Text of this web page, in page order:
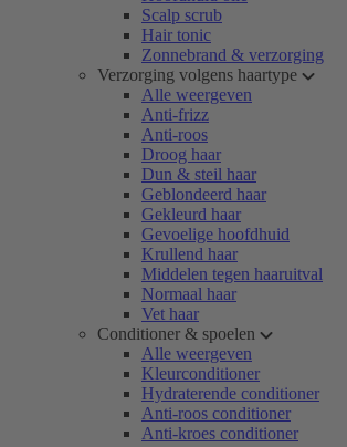
Scalp scrub
Hair tonic
Zonnebrand & verzorging
Verzorging volgens haartype
Alle weergeven
Anti-frizz
Anti-roos
Droog haar
Dun & steil haar
Geblondeerd haar
Gekleurd haar
Gevoelige hoofdhuid
Krullend haar
Middelen tegen haaruitval
Normaal haar
Vet haar
Conditioner & spoelen
Alle weergeven
Kleurconditioner
Hydraterende conditioner
Anti-roos conditioner
Anti-kroes conditioner